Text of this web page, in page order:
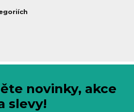
novinky, akce
slevy!